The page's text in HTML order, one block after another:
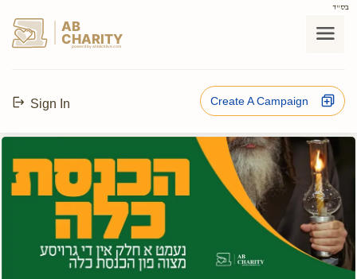
בס"ד
AB
CHARITY
powerd by ahblicklive.com
Sign In Create A Campaign